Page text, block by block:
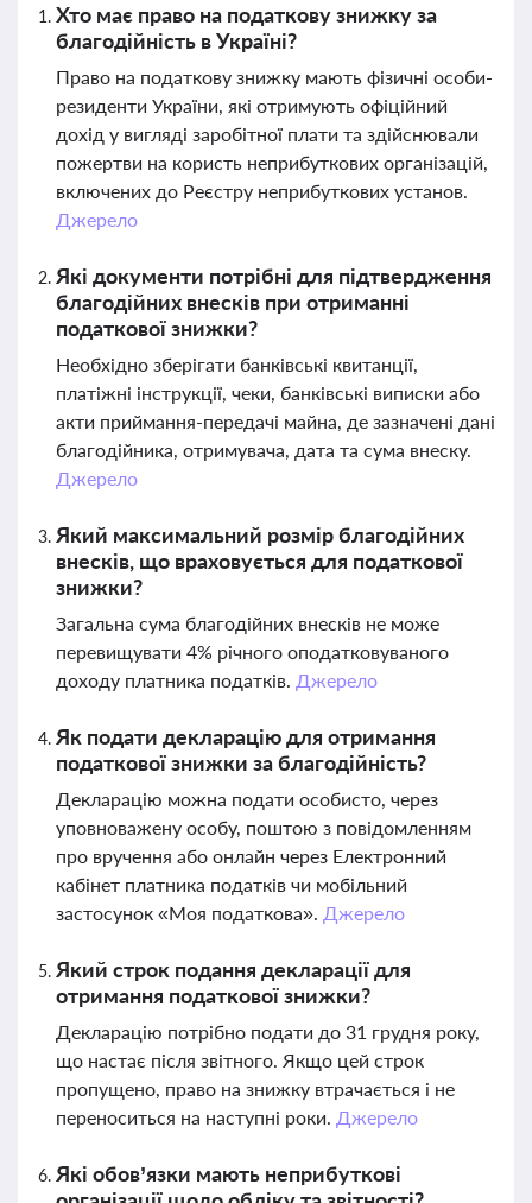
Хто має право на податкову знижку за
благодійність в Україні?
Право на податкову знижку мають фізичні особи-
резиденти України, які отримують офіційний
дохід у вигляді заробітної плати та здійснювали
пожертви на користь неприбуткових організацій,
включених до Реєстру неприбуткових установ.
Джерело
Які документи потрібні для підтвердження
благодійних внесків при отриманні
податкової знижки?
Необхідно зберігати банківські квитанції,
платіжні інструкції, чеки, банківські виписки або
акти приймання-передачі майна, де зазначені дані
благодійника, отримувача, дата та сума внеску.
Джерело
Який максимальний розмір благодійних
внесків, що враховується для податкової
знижки?
Загальна сума благодійних внесків не може
перевищувати 4% річного оподатковуваного
доходу платника податків. Джерело
Як подати декларацію для отримання
податкової знижки за благодійність?
Декларацію можна подати особисто, через
уповноважену особу, поштою з повідомленням
про вручення або онлайн через Електронний
кабінет платника податків чи мобільний
застосунок «Моя податкова». Джерело
Який строк подання декларації для
отримання податкової знижки?
Декларацію потрібно подати до 31 грудня року,
що настає після звітного. Якщо цей строк
пропущено, право на знижку втрачається і не
переноситься на наступні роки. Джерело
Які обов’язки мають неприбуткові